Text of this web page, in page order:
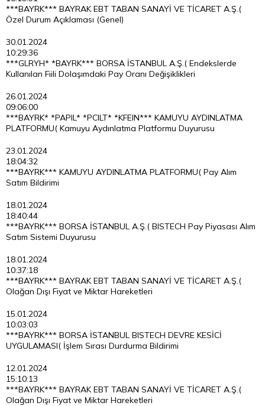
***BAYRK*** BAYRAK EBT TABAN SANAYİ VE TİCARET A.Ş.(
Özel Durum Açıklaması (Genel)
30.01.2024
10:29:36
***GLRYH* *BAYRK*** BORSA İSTANBUL A.Ş.( Endekslerde
Kullanılan Fiili Dolaşımdaki Pay Oranı Değişiklikleri
26.01.2024
09:06:00
***BAYRK* *PAPIL* *PCILT* *KFEIN*** KAMUYU AYDINLATMA
PLATFORMU( Kamuyu Aydınlatma Platformu Duyurusu
23.01.2024
18:04:32
***BAYRK*** KAMUYU AYDINLATMA PLATFORMU( Pay Alım
Satım Bildirimi
18.01.2024
18:40:44
***BAYRK*** BORSA İSTANBUL A.Ş.( BISTECH Pay Piyasası Alım
Satım Sistemi Duyurusu
18.01.2024
10:37:18
***BAYRK*** BAYRAK EBT TABAN SANAYİ VE TİCARET A.Ş.(
Olağan Dışı Fiyat ve Miktar Hareketleri
15.01.2024
10:03:03
***BAYRK*** BORSA İSTANBUL BISTECH DEVRE KESİCİ
UYGULAMASI( İşlem Sırası Durdurma Bildirimi
12.01.2024
15:10:13
***BAYRK*** BAYRAK EBT TABAN SANAYİ VE TİCARET A.Ş.(
Olağan Dışı Fiyat ve Miktar Hareketleri